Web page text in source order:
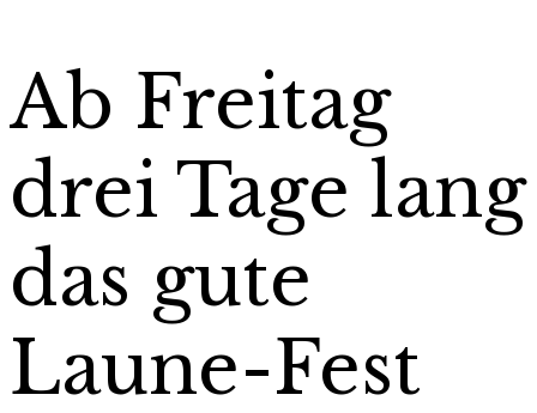
Ab Freitag
drei Tage lang
das gute
Laune-Fest